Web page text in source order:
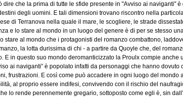
dire che la prima di tutte le sfide presente in "Avviso ai naviganti"
degli uomini. E tali dimensioni trovano riscontro nella
di Terranova nella quale il mare, le scogliere, le strade
e lo stare al mondo in un luogo del genere è di per se stesso
stare al mondo che i protagonisti del romanzo combattono,
la lotta durissima di chi - a partire da Quoyle che, del
E in questo suo mondo deromanticizzato la Proulx compie
ai naviganti” è popolato infatti da personaggi che hanno
frustrazioni. E così come può accadere in ogni luogo del
al proprio essere indifesi, convivendo con il rischio del
lo rende perennemente gregario, sottoposto come egli è, sin